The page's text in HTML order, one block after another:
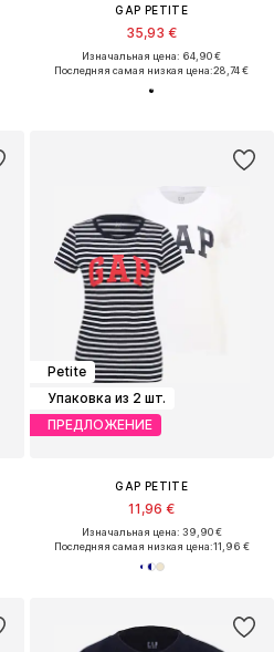
GAP PETITE
35,93 €
Изначальная цена: 64,90 €
Последняя самая низкая цена:28,74 €
Petite
Упаковка из 2 шт.
ПРЕДЛОЖЕНИЕ
GAP PETITE
11,96 €
Изначальная цена: 39,90 €
Последняя самая низкая цена:11,96 €